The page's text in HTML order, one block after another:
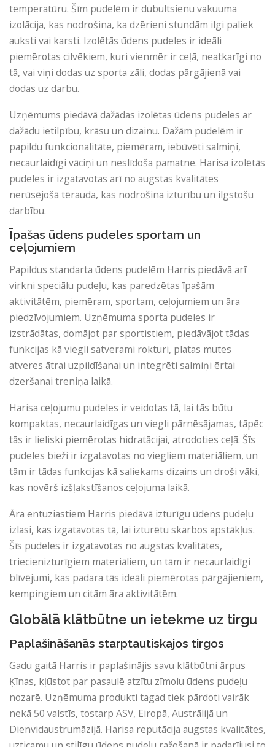
temperatūru. Šīm pudelēm ir dubultsienu vakuuma
izolācija, kas nodrošina, ka dzērieni stundām ilgi paliek
auksti vai karsti. Izolētās ūdens pudeles ir ideāli
piemērotas cilvēkiem, kuri vienmēr ir ceļā, neatkarīgi no
tā, vai viņi dodas uz sporta zāli, dodas pārgājienā vai
dodas uz darbu.
Uzņēmums piedāvā dažādas izolētas ūdens pudeles ar
dažādu ietilpību, krāsu un dizainu. Dažām pudelēm ir
papildu funkcionalitāte, piemēram, iebūvēti salmiņi,
necaurlaidīgi vāciņi un neslīdoša pamatne. Harisa izolētās
pudeles ir izgatavotas arī no augstas kvalitātes
nerūsējošā tērauda, ​​kas nodrošina izturību un ilgstošu
darbību.
Īpašas ūdens pudeles sportam un
ceļojumiem
Papildus standarta ūdens pudelēm Harris piedāvā arī
virkni speciālu pudeļu, kas paredzētas īpašām
aktivitātēm, piemēram, sportam, ceļojumiem un āra
piedzīvojumiem. Uzņēmuma sporta pudeles ir
izstrādātas, domājot par sportistiem, piedāvājot tādas
funkcijas kā viegli satverami rokturi, platas mutes
atveres ātrai uzpildīšanai un integrēti salmiņi ērtai
dzeršanai treniņa laikā.
Harisa ceļojumu pudeles ir veidotas tā, lai tās būtu
kompaktas, necaurlaidīgas un viegli pārnēsājamas, tāpēc
tās ir lieliski piemērotas hidratācijai, atrodoties ceļā. Šīs
pudeles bieži ir izgatavotas no viegliem materiāliem, un
tām ir tādas funkcijas kā saliekams dizains un droši vāki,
kas novērš izšļakstīšanos ceļojuma laikā.
Āra entuziastiem Harris piedāvā izturīgu ūdens pudeļu
izlasi, kas izgatavotas tā, lai izturētu skarbos apstākļus.
Šīs pudeles ir izgatavotas no augstas kvalitātes,
triecienizturīgiem materiāliem, un tām ir necaurlaidīgi
blīvējumi, kas padara tās ideāli piemērotas pārgājieniem,
kempingiem un citām āra aktivitātēm.
Globālā klātbūtne un ietekme uz tirgu
Paplašināšanās starptautiskajos tirgos
Gadu gaitā Harris ir paplašinājis savu klātbūtni ārpus
Ķīnas, kļūstot par pasaulē atzītu zīmolu ūdens pudeļu
nozarē. Uzņēmuma produkti tagad tiek pārdoti vairāk
nekā 50 valstīs, tostarp ASV, Eiropā, Austrālijā un
Dienvidaustrumāzijā. Harisa reputācija augstas kvalitātes,